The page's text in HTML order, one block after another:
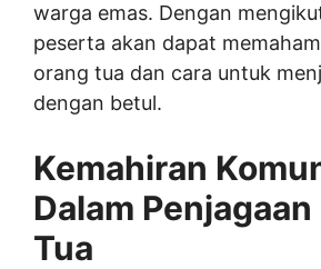
warga emas. Dengan
peserta akan dapat
orang tua dan cara untuk
dengan betul.
Kemahiran
Dalam
Tua